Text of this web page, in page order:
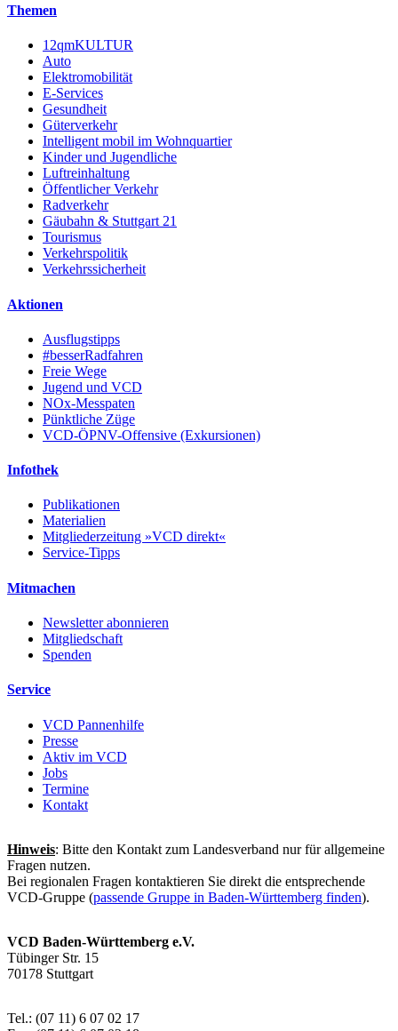
Themen
12qmKULTUR
Auto
Elektromobilität
E-Services
Gesundheit
Güterverkehr
Intelligent mobil im Wohnquartier
Kinder und Jugendliche
Luftreinhaltung
Öffentlicher Verkehr
Radverkehr
Gäubahn & Stuttgart 21
Tourismus
Verkehrspolitik
Verkehrssicherheit
Aktionen
Ausflugstipps
#besserRadfahren
Freie Wege
Jugend und VCD
NOx-Messpaten
Pünktliche Züge
VCD-ÖPNV-Offensive (Exkursionen)
Infothek
Publikationen
Materialien
Mitgliederzeitung »VCD direkt«
Service-Tipps
Mitmachen
Newsletter abonnieren
Mitgliedschaft
Spenden
Service
VCD Pannenhilfe
Presse
Aktiv im VCD
Jobs
Termine
Kontakt
Hinweis: Bitte den Kontakt zum Landesverband nur für allgemeine
Fragen nutzen.
Bei regionalen Fragen kontaktieren Sie direkt die entsprechende
VCD-Gruppe (passende Gruppe in Baden-Württemberg finden).
VCD Baden-Württemberg e.V.
Tübinger Str. 15
70178 Stuttgart
Tel.: (07 11) 6 07 02 17